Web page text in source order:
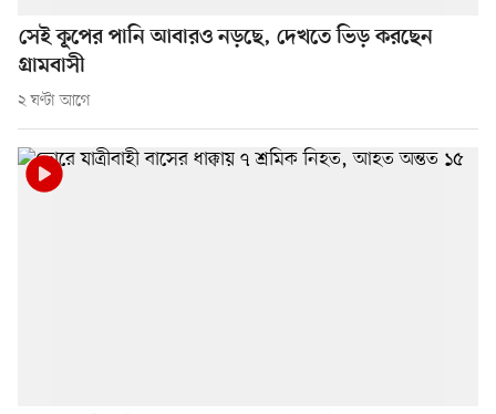
সেই কূপের পানি আবারও নড়ছে, দেখতে ভিড় করছেন
গ্রামবাসী
২ ঘণ্টা আগে